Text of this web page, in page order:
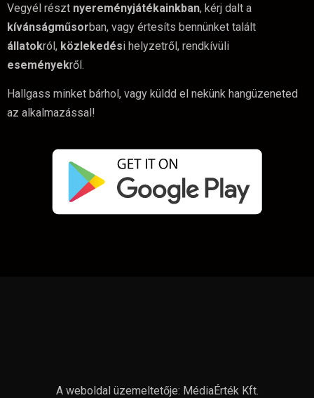
Vegyél részt nyereményjátékainkban, kérj dalt a
kívánságműsorban, vagy értesíts bennünket talált
állatokról, közlekedési helyzetről, rendkívüli
eseményekről.
Hallgass minket bárhol, vagy küldd el nekünk hangüzeneted
az alkalmazással!
A weboldal üzemeltetője: MédiaÉrték Kft.